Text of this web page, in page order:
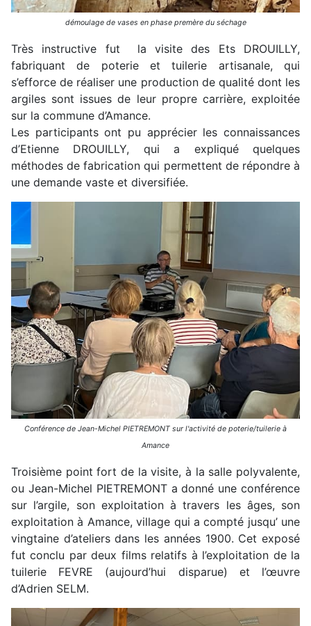
démoulage de vases en phase premère du séchage
Très instructive fut la visite des Ets DROUILLY,
fabriquant de poterie et tuilerie artisanale, qui
s’efforce de réaliser une production de qualité dont les
argiles sont issues de leur propre carrière, exploitée
sur la commune d’Amance.
Les participants ont pu apprécier les connaissances
d’Etienne DROUILLY, qui a expliqué quelques
méthodes de fabrication qui permettent de répondre à
une demande vaste et diversifiée.
Conférence de Jean-Michel PIETREMONT sur l'activité de poterie/tuilerie à
Amance
Troisième point fort de la visite, à la salle polyvalente,
ou Jean-Michel PIETREMONT a donné une conférence
sur l’argile, son exploitation à travers les âges, son
exploitation à Amance, village qui a compté jusqu’ une
vingtaine d’ateliers dans les années 1900. Cet exposé
fut conclu par deux films relatifs à l’exploitation de la
tuilerie FEVRE (aujourd’hui disparue) et l’œuvre
d’Adrien SELM.